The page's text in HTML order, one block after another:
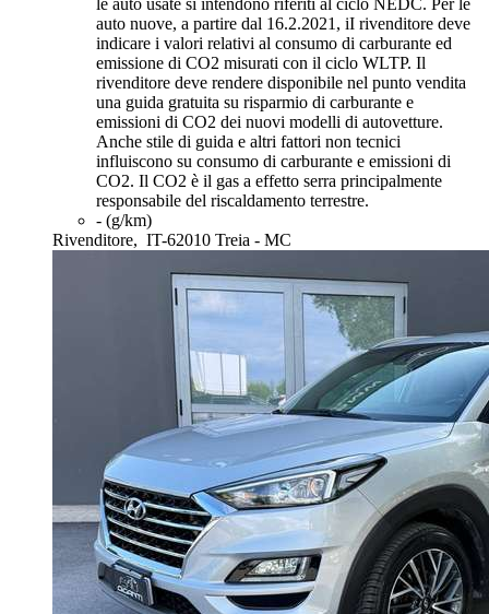
le auto usate si intendono riferiti al ciclo NEDC. Per le
auto nuove, a partire dal 16.2.2021, iI rivenditore deve
indicare i valori relativi al consumo di carburante ed
emissione di CO2 misurati con il ciclo WLTP. Il
rivenditore deve rendere disponibile nel punto vendita
una guida gratuita su risparmio di carburante e
emissioni di CO2 dei nuovi modelli di autovetture.
Anche stile di guida e altri fattori non tecnici
influiscono su consumo di carburante e emissioni di
CO2. Il CO2 è il gas a effetto serra principalmente
responsabile del riscaldamento terrestre.
- (g/km)
Rivenditore, IT-62010 Treia - MC